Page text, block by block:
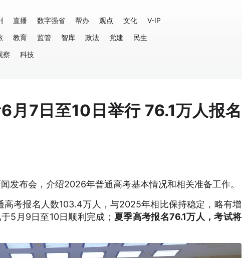
直播 数字强省 帮办 观点 文化
V-IP
教育 监管 智库 政法 党建
民生
察 科技
月7日至10日举行 76.1万人报名
发布会，介绍2026年普通高考基本情况和相关准备工作。
考报名人数103.4万人，与2025年相比保持稳定，略有增
5月9日至10日顺利完成； 夏季高考报名76.1万人，考试将